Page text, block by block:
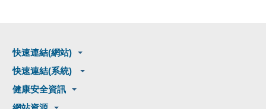
快速連結(網站)
快速連結(系統)
健康安全資訊